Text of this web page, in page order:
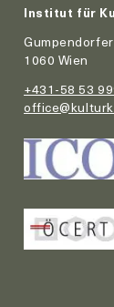
Institut für
1060 Wien
+431-58 53